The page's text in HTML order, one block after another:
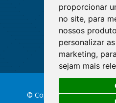
proporcionar
no site, para
nossos
personalizar
marketing,
sejam mais
© Copyright 2026